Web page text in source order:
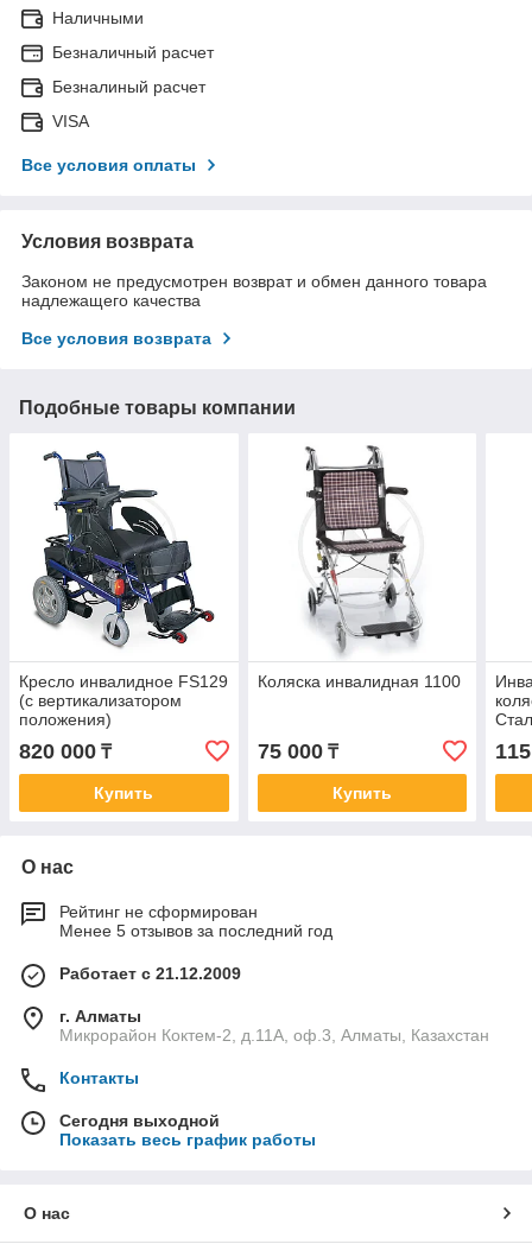
Наличными
Безналичный расчет
Безналиный расчет
VISA
Все условия оплаты
Условия возврата
Законом не предусмотрен возврат и обмен данного товара
надлежащего качества
Все условия возврата
Подобные товары компании
Кресло инвалидное FS129
(с вертикализатором
положения)
820 000 ₸
Купить
Коляска инвалидная 1100
75 000₸
Купить
О нас
Рейтинг не сформирован
Менее 5 отзывов за последний год
Работает с 21.12.2009
г. Алматы
Микрорайон Коктем-2, д.11А, оф.3, Алматы, Казахстан
Контакты
Сегодня выходной
Показать весь график работы
О нас